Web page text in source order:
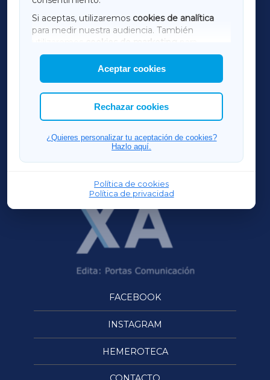
Si aceptas, utilizaremos cookies de analítica
para medir nuestra audiencia. También
utilizaremos
cookies de marketing
mostrar publicidad de terceros.
Asimismo, puedes personalizar la elección de
las cookies que deseas permitir.
Aceptar cookies
Rechazar cookies
¿Quieres personalizar tu aceptación de cookies?
Hazlo aquí.
Política de cookies
Política de privacidad
AMARIÑAXA
RIBEIRASACRAXA
ACORUÑAXA
FERROLXA
OURENSEXA
FACEBOOK
INSTAGRAM
HEMEROTECA